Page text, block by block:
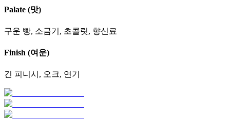
Palate (맛)
구운 빵, 소금기, 초콜릿, 향신료
Finish (여운)
긴 피니시, 오크, 연기